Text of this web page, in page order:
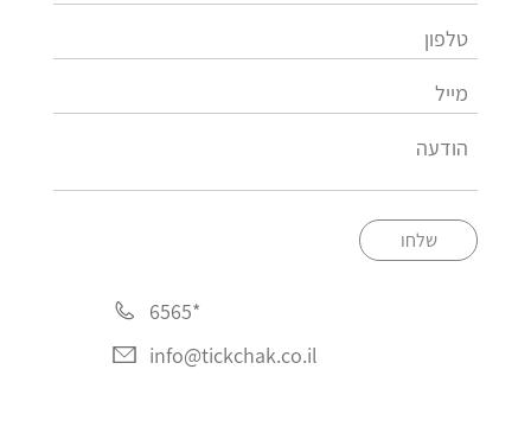
שלחו
*6565
info@tickchak.co.il‏